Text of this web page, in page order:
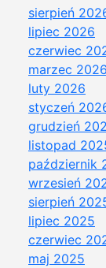
sierpień
lipiec 2026
czerwiec
marzec 2026
luty 2026
styczeń
grudzień
listopad
październik
wrzesień
sierpień
lipiec 2025
czerwiec
maj 2025